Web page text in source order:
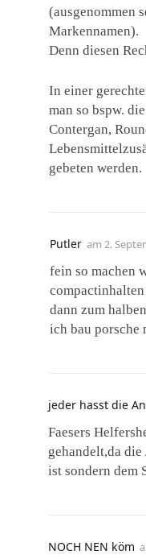
(ausgenommen
Markennamen).
Denn diesen
In einer
man so bspw.
Contergan,
gebeten werden.
Putler am 2.
fein so machen
dann zum
ich bau porsche
jeder hasst die
Faesers
gehandelt,da
ist sondern dem
NOCH NEN köm